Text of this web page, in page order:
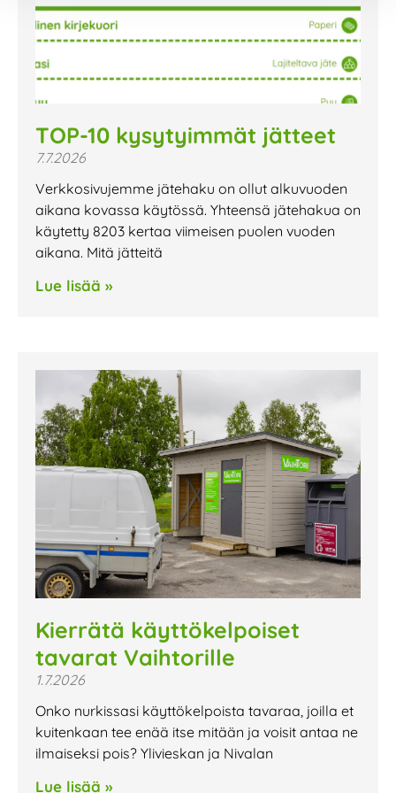
TOP-10 kysytyimmät jätteet
7.7.2026
Verkkosivujemme jätehaku on ollut alkuvuoden
aikana kovassa käytössä. Yhteensä jätehakua on
käytetty 8203 kertaa viimeisen puolen vuoden
aikana. Mitä jätteitä
Lue lisää »
Kierrätä käyttökelpoiset
tavarat Vaihtorille
1.7.2026
Onko nurkissasi käyttökelpoista tavaraa, joilla et
kuitenkaan tee enää itse mitään ja voisit antaa ne
ilmaiseksi pois? Ylivieskan ja Nivalan
Lue lisää »